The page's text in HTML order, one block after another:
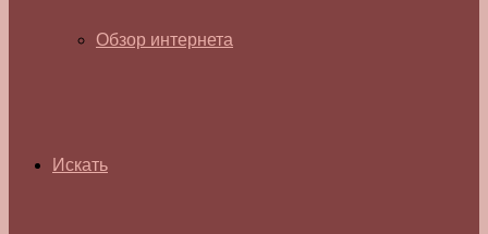
Обзор интернета
Искать